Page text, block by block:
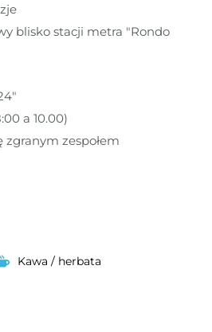
blisko stacji metra "Rondo
a 10.00)
zespołem
Kawa / herbata